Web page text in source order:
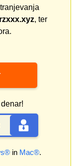
, ter
in Mac®.